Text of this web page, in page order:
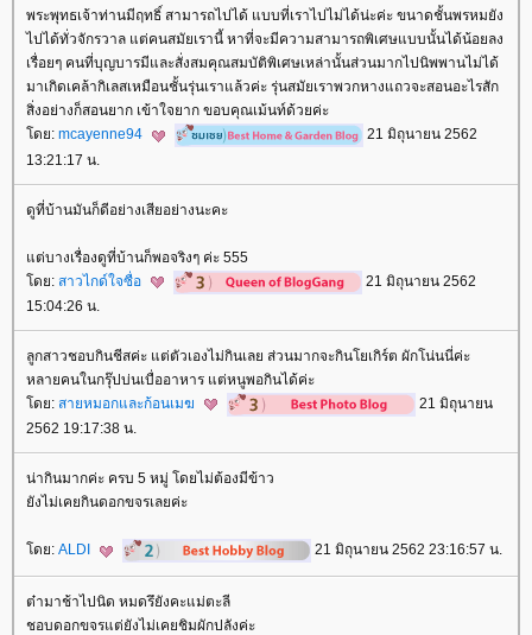
พระพุทธเจ้าท่านมีฤทธิ์ สามารถไปได้ แบบที่เราไปไม่ได้น่ะค่ะ ขนาดชั้นพรหมยัง
ไปได้ทั่วจักรวาล แต่คนสมัยเรานี้ หาที่จะมีความสามารถพิเศษแบบนั้นได้น้อยลง
เรื่อยๆ คนที่บุญบารมีและสั่งสมคุณสมบัติพิเศษเหล่านั้นส่วนมากไปนิพพานไม่ได้
มาเกิดเคล้ากิเลสเหมือนชั้นรุ่นเราแล้วค่ะ รุ่นสมัยเราพวกหางแถวจะสอนอะไรสัก
สิ่งอย่างก็สอนยาก เข้าใจยาก ขอบคุณเม้นท์ด้วยค่ะ
ดย: mcayenne94
21 มิถุนายน 2562
13:21:17 น.
ดูที่บ้านมันก็ดีอย่างเสียอย่างนะคะ
ต่บางเรื่องดูที่บ้านก็พอจริงๆ ค่ะ 555
ดย: สาวไกด์ใจซื่อ
21 มิถุนายน 2562
15:04:26 น.
ลูกสาวชอบกินชีสค่ะ แต่ตัวเองไม่กินเลย ส่วนมากจะกินโยเกิร์ต ผักโน่นนี่ค่ะ
หลายคนในกรุ๊ปบ่นเบื่ออาหาร แต่หนูพอกินได้ค่ะ
ดย: สายหมอกและก้อนเมฆ
21 มิถุนายน
2562 19:17:38 น.
น่ากินมากค่ะ ครบ 5 หมู่ โดยไม่ต้องมีข้าว
ังไม่เคยกินดอกขจรเลยค่ะ
ดย: ALDI 21 มิถุนายน 2562 23:16:57 น.
ต๋ามาช้าไปนิด หมดรึยังคะแม่ตะลี
ชอบดอกขจรแต่ยังไม่เคยชิมผักปลังค่ะ